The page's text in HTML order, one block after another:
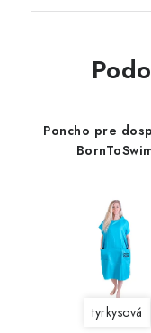
Poncho pre
tyrkysová